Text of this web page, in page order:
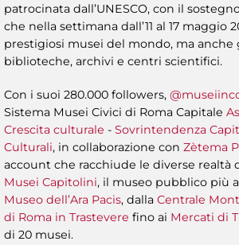
patrocinata dall’UNESCO, con il
che nella settimana dall’11 al 17 maggio
prestigiosi musei del mondo, ma anche
biblioteche, archivi e centri scientifici.
Con i suoi 280.000 followers,
Sistema Musei Civici di Roma Capitale
Crescita culturale - Sovrintendenza
Culturali, in collaborazione con Zètema
account che racchiude le diverse realtà
Musei Capitolini, il museo pubblico più
Museo dell’Ara Pacis, dalla Centrale
di Roma in Trastevere fino ai Mercati di
di 20 musei.